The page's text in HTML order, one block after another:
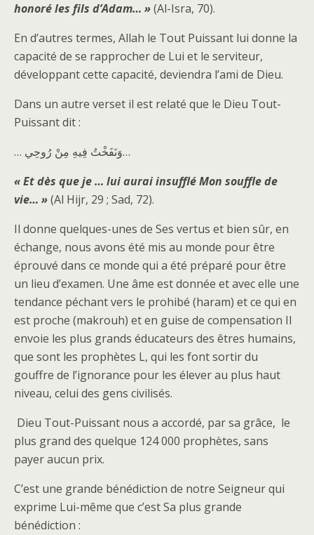
honoré les fils d’Adam… »(Al-Isra, 70).
En d’autres termes, Allah le Tout Puissant lui donne la
capacité de se rapprocher de Lui et le serviteur,
développant cette capacité, deviendra l’ami de Dieu.
Dans un autre verset il est relaté que le Dieu Tout-
Puissant dit :
… وَنَفَخْتُ فِيهِ مِنْ رُوحِي…
« Et dès que je … lui aurai insufflé Mon souffle de
vie… »(Al Hijr, 29 ; Sad, 72).
Il donne quelques-unes de Ses vertus et bien sûr, en
échange, nous avons été mis au monde pour être
éprouvé dans ce monde qui a été préparé pour être
un lieu d’examen. Une âme est donnée et avec elle une
tendance péchant vers le prohibé (haram) et ce qui en
est proche (makrouh) et en guise de compensation Il
envoie les plus grands éducateurs des êtres humains,
que sont les prophètes L, qui les font sortir du
gouffre de l’ignorance pour les élever au plus haut
niveau, celui des gens civilisés.
Dieu Tout-Puissant nous a accordé, par sa grâce, le
plus grand des quelque 124 000 prophètes, sans
payer aucun prix.
C’est une grande bénédiction de notre Seigneur qui
exprime Lui-même que c’est Sa plus grande
bénédiction :